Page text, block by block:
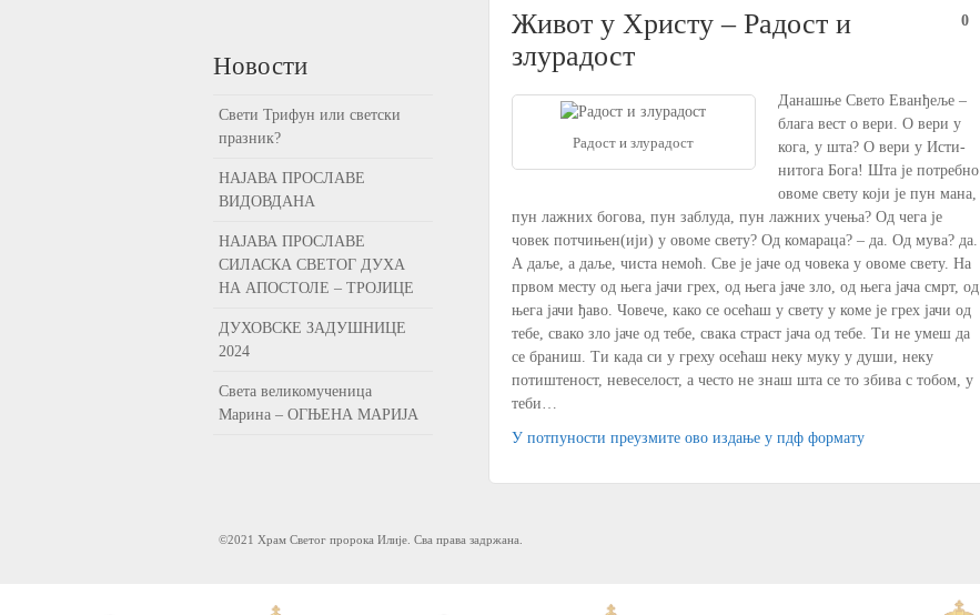
Новости
Свети Трифун или светски
празник?
НАЈАВА ПРОСЛАВЕ
ВИДОВДАНА
НАЈАВА ПРОСЛАВЕ
СИЛАСКА СВЕТОГ ДУХА
НА АПОСТОЛЕ – ТРОЈИЦЕ
ДУХОВСКЕ ЗАДУШНИЦЕ
2024
Света великомученица
Марина – ОГЊЕНА МАРИЈА
Живот у Христу – Радост и
злурадост
0
Радост и злурадост
Данашње Свето Еванђеље –
блага вест о вери. О вери у
кога, у шта? О вери у Исти-
нитога Бога! Шта је потребно
овоме свету који је пун мана,
пун лажних богова, пун заблуда, пун лажних учења? Од чега је
човек потчињен(ији) у овоме свету? Од комараца? – да. Од мува? да.
А даље, а даље, чиста немоћ. Све је јаче од човека у овоме свету. На
првом месту од њега јачи грех, од њега јаче зло, од њега јача смрт, од
њега јачи ђаво. Човече, како се осећаш у свету у коме је грех јачи од
тебе, свако зло јаче од тебе, свака страст јача од тебе. Ти не умеш да
се браниш. Ти када си у греху осећаш неку муку у души, неку
потиштеност, невеселост, а често не знаш шта се то збива с тобом, у
теби…
У потпуности преузмите ово издање у пдф формату
©2021 Храм Светог пророка Илије. Сва права задржана.